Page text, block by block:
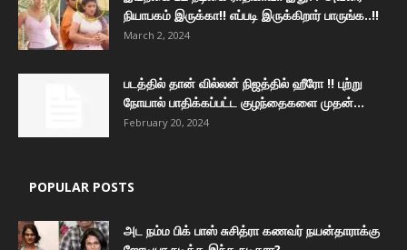
நியாபகம் இருக்கா!! எப்படி இருக்கிறார் பாருங்க..!!
March 2, 2024
படத்தில் தான் வில்லன் நிஜத்தில் ஹீரோ !! புற்று
நோயால் பாதிக்கப்பட்ட குழந்தைகளை முதன்...
February 20, 2024
POPULAR POSTS
அட நம்ம பிக் பாஸ் சுசித்ரா கணவர் நயன்தாராக்கு